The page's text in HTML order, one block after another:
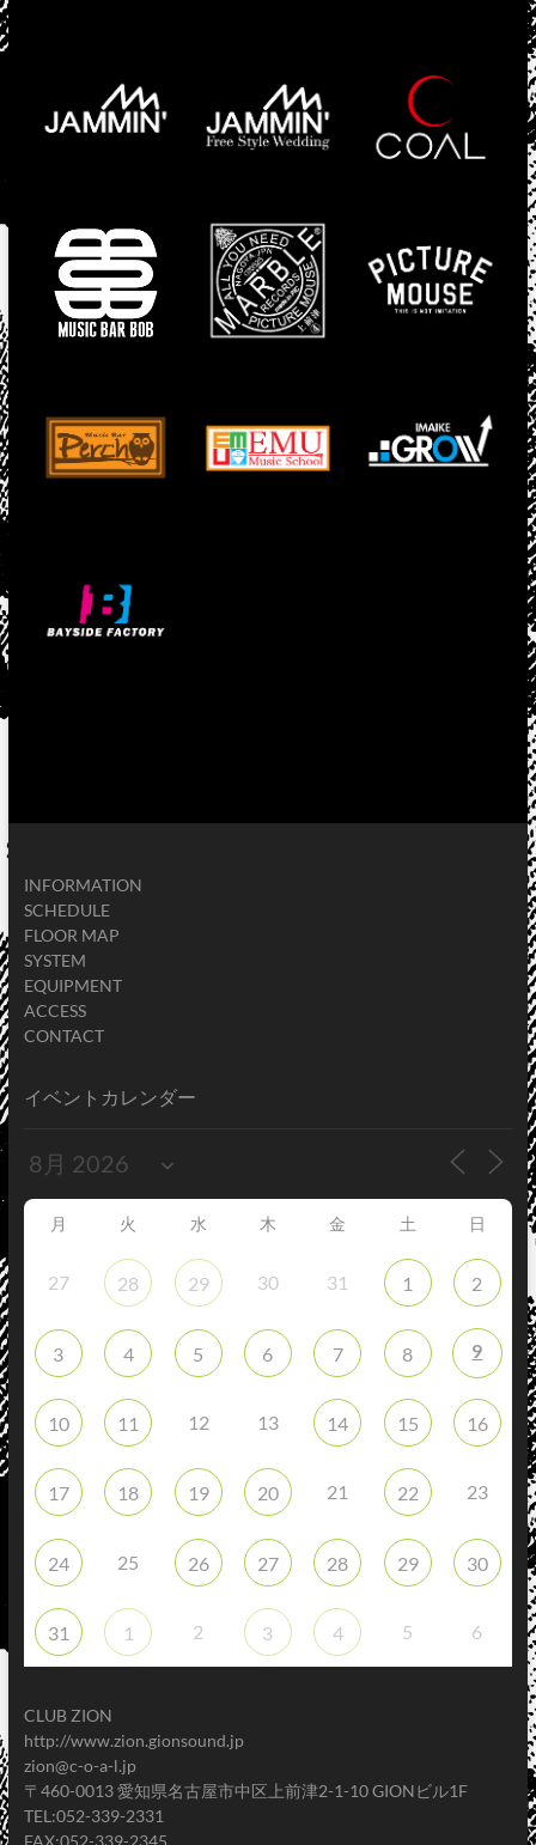
INFORMATION
SCHEDULE
FLOOR MAP
SYSTEM
EQUIPMENT
ACCESS
CONTACT
イベントカレンダー
月 火 水 木 金 土 日
27 28 29 30 31 1 2
3 4 5 6 7 8 9
10 11 12 13 14 15 16
17 18 19 20 21 22 23
24 25 26 27 28 29 30
31 1 2 3 4 5 6
CLUB ZION
http://www.zion.gionsound.jp
zion@c-o-a-l.jp
〒460-0013 愛知県名古屋市中区上前津2-1-10 GIONビル1F
TEL:052-339-2331
FAX:052-339-2345